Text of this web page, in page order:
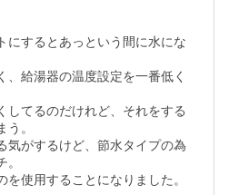
にするとあっという間に水にな
、給湯器の温度設定を一番低く
してるのだけれど、それをする
。
気がするけど、節水タイプの為
使用することになりました。